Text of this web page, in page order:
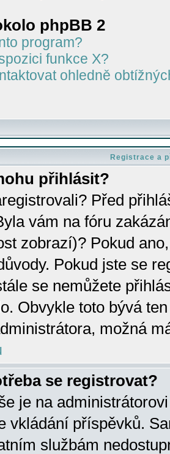
phpBB 2
program?
funkce X?
ohledně
Registrace a
přihlásit?
Před
vám na fóru
zobrazí)? Pokud
Pokud jste se
se nemůžete
Obvykle toto bývá
možná
se registrovat?
je na
vkládání příspěvků.
službám